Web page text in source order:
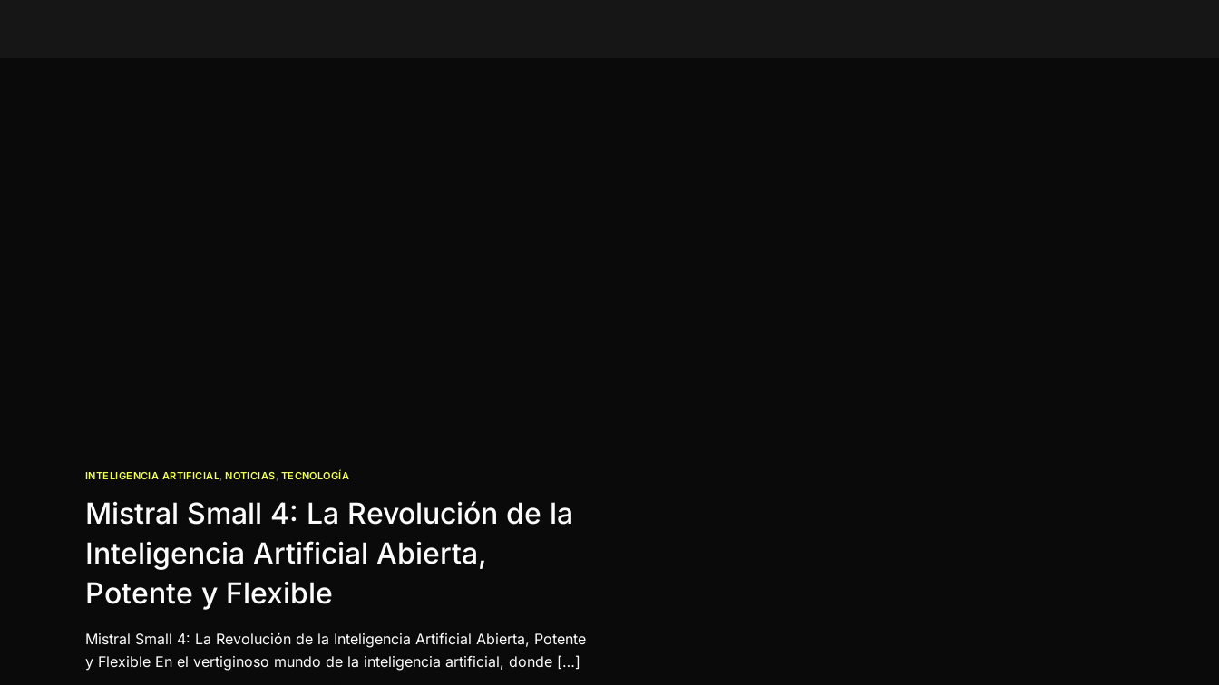
INTELIGENCIA ARTIFICIAL ,NOTICIAS TECNOLOGÍA
Mistral Small 4: La Revolución de la
Inteligencia Artificial Abierta,
Potente y Flexible
Mistral Small 4: La Revolución de la Inteligencia Artificial Abierta, Potente
y Flexible En el vertiginoso mundo de la inteligencia artificial, donde […]